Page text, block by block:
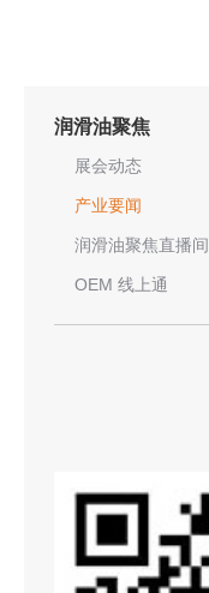
润滑油聚焦
展会动态
产业要闻
润滑油聚焦直播间
OEM 线上通